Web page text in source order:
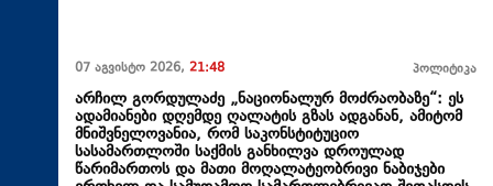
07 აგვისტო 2026, 21:48 პოლიტიკა
არჩილ გორდულაძე „ნაციონალურ მოძრაობაზე“: ეს
ადამიანები დღემდე ღალატის გზას ადგანან, ამიტომ
მნიშვნელოვანია, რომ საკონსტიტუციო
სასამართლოში საქმის განხილვა დროულად
წარიმართოს და მათი მოღალატეობრივი ნაბიჯები